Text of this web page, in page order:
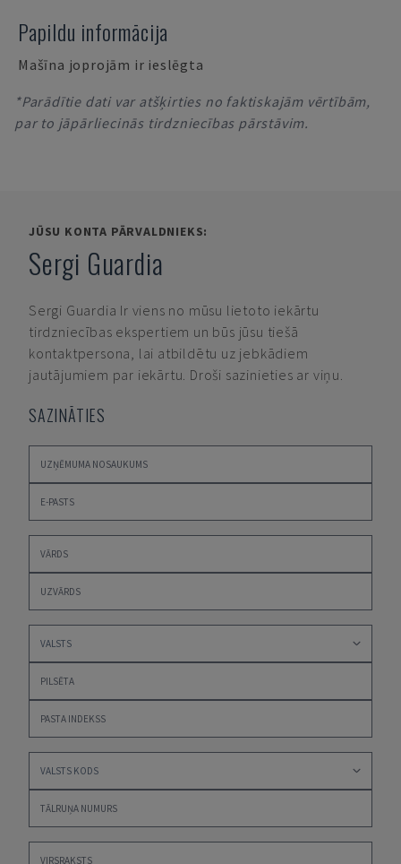
Papildu informācija
Mašīna joprojām ir ieslēgta
*Parādītie dati var atšķirties no faktiskajām vērtībām,
par to jāpārliecinās tirdzniecības pārstāvim.
JŪSU KONTA PĀRVALDNIEKS:
Sergi Guardia
Sergi Guardia Ir viens no mūsu lietoto iekārtu
tirdzniecības ekspertiem un būs jūsu tiešā
kontaktpersona, lai atbildētu uz jebkādiem
jautājumiem par iekārtu. Droši sazinieties ar viņu.
SAZINĀTIES